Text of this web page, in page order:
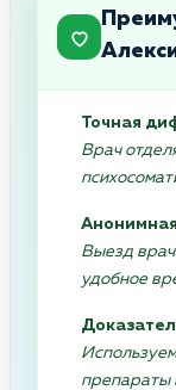
Точная
Врач
Выезд
удобное
препараты